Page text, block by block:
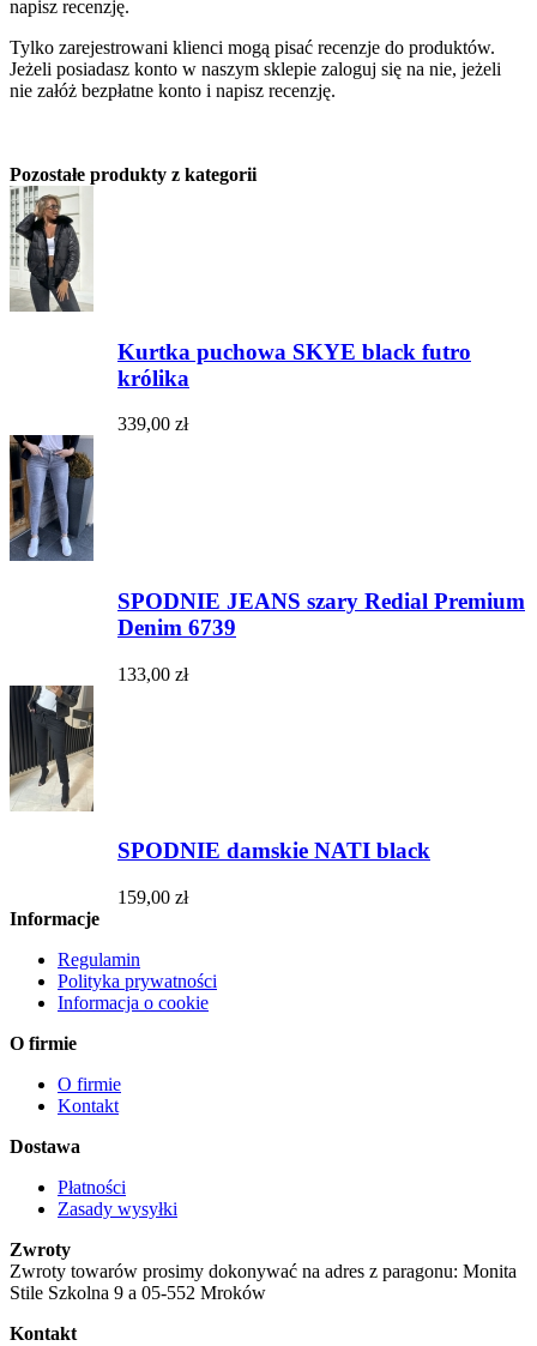
napisz recenzję.
Tylko zarejestrowani klienci mogą pisać recenzje do produktów.
Jeżeli posiadasz konto w naszym sklepie zaloguj się na nie, jeżeli
nie załóż bezpłatne konto i napisz recenzję.
Pozostałe produkty z kategorii
Kurtka puchowa SKYE black futro
królika
339,00 zł
SPODNIE JEANS szary Redial Premium
Denim 6739
133,00 zł
SPODNIE damskie NATI black
159,00 zł
Informacje
Regulamin
Polityka prywatności
Informacja o cookie
O firmie
O firmie
Kontakt
Dostawa
Płatności
Zasady wysyłki
Zwroty
Zwroty towarów prosimy dokonywać na adres z paragonu: Monita
Stile Szkolna 9 a 05-552 Mroków
Kontakt